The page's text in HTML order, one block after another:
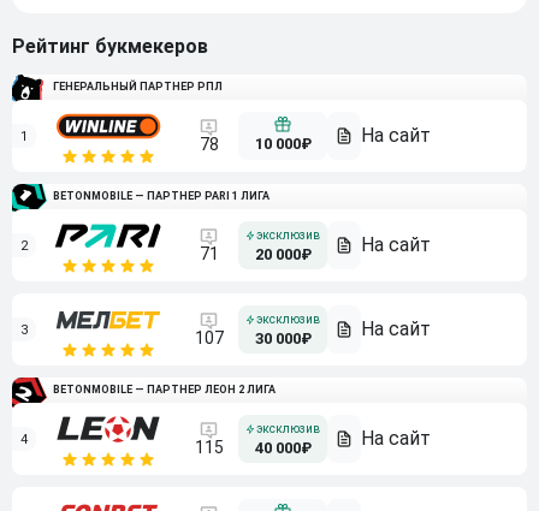
Рейтинг букмекеров
ГЕНЕРАЛЬНЫЙ ПАРТНЕР РПЛ
1 78 10 000₽
BETONMOBILE — ПАРТНЕР PARI 1 ЛИГА
2 71 20 000₽
3 107 30 000₽
BETONMOBILE — ПАРТНЕР ЛЕОН 2 ЛИГА
4 115 40 000₽